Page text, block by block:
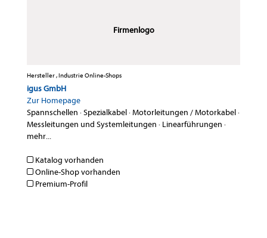
Firmenlogo
Hersteller , Industrie Online-Shops
igus GmbH
Zur Homepage
Spannschellen ·Spezialkabel·Motorleitungen / Motorkabel·
Messleitungen und Systemleitungen · Linearführungen ·
mehr...
Katalog vorhanden
Online-Shop vorhanden
Premium-Profil